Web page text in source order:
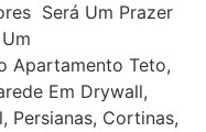
Será Um Prazer
Apartamento Teto,
Em Drywall,
Persianas, Cortinas,